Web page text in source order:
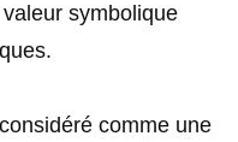
symbolique
comme une